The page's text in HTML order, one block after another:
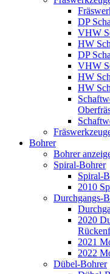
DP
VHW
HW
DP
VHW
HW
HW
Bohrer
Bohrer
Spiral-Bohrer
Spiral-
2010
Durchgangs-
2020
2021
2022
Dübel-Bohrer